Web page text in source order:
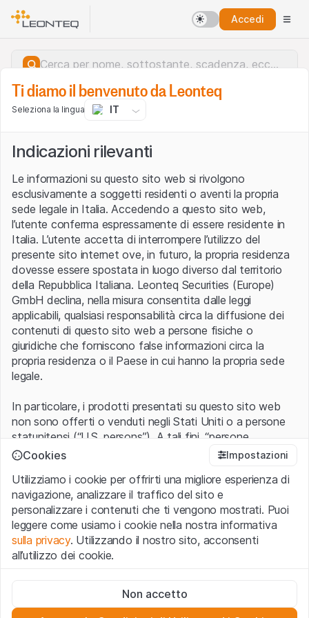
Accedi
Errore del server.
Ti diamo il benvenuto da Leonteq
Seleziona la lingua IT
Indicazioni rilevanti
Le informazioni su questo sito web si rivolgono
esclusivamente a soggetti residenti o aventi la propria
sede legale in Italia. Accedendo a questo sito web,
l’utente conferma espressamente di essere residente in
Italia. L’utente accetta di interrompere l’utilizzo del
presente sito internet ove, in futuro, la propria residenza
dovesse essere spostata in luogo diverso dal territorio
della Repubblica Italiana. Leonteq Securities (Europe)
GmbH declina, nella misura consentita dalle leggi
applicabili, qualsiasi responsabilità circa la diffusione dei
contenuti di questo sito web a persone fisiche o
giuridiche che forniscono false informazioni circa la
propria residenza o il Paese in cui hanno la propria sede
legale.
In particolare, i prodotti presentati su questo sito web
non sono offerti o venduti negli Stati Uniti o a persone
statunitensi (“U.S. persons”). A tali fini, “persone
statunitensi” vanno intese nel significato ad esse ascritto
1933 che include le persone residenti negli Stati Uniti
d’America, le società per azioni e le altre forme societarie
americane.
Condizioni di utilizzo e informazioni legali
Con l’accesso al sito web (di seguito, il “Sito”) si dichiara
avvertenze importanti e le condizioni di utilizzo ivi rese
Cookies Impostazioni
Utilizziamo i cookie per offrirti una migliore esperienza di
navigazione, analizzare il traffico del sito e
personalizzare i contenuti che ti vengono mostrati. Puoi
leggere come usiamo i cookie nella nostra informativa
sulla privacy. Utilizzando il nostro sito, acconsenti
all’utilizzo dei cookie.
Questi cookie sono necessari per il funzionamento del sito
web e non possono essere disattivati.
Non accetto